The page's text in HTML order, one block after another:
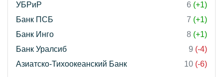
УБРиР
6 (+1)
Банк ПСБ
7 (+1)
Банк Инго
8 (+1)
Банк Уралсиб
9 (-4)
Азиатско-Тихоокеанский Банк
10 (-6)